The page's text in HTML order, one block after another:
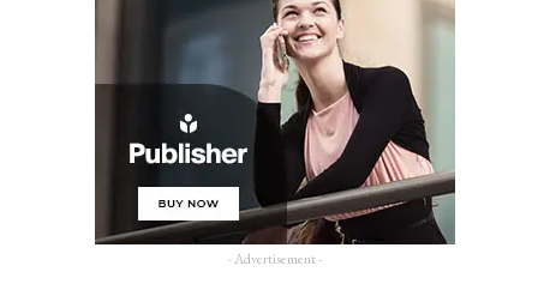
- Advertisement -